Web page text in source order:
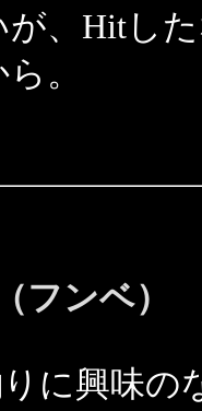
、Hitし
。
ンベ）
に興味の